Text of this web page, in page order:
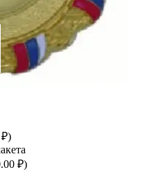
₽)
₽)